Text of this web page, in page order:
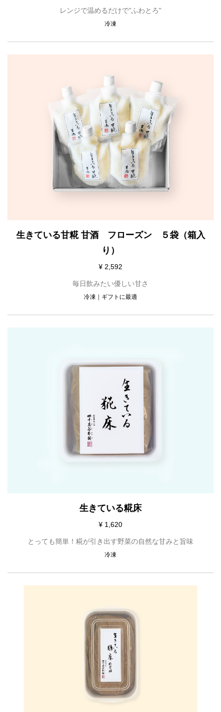
レンジで温めるだけで"ふわとろ"
冷凍
生きている甘糀 甘酒 フローズン ５袋（箱入
り）
¥ 2,592
毎日飲みたい優しい甘さ
冷凍 ギフトに最適
生きている糀床
¥ 1,620
とっても簡単！糀が引き出す野菜の自然な甘みと旨味
冷凍